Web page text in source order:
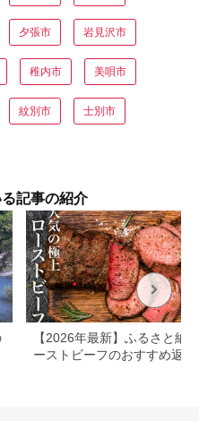
夕張市 岩見沢市
稚内市 美唄市
紋別市 士別市
記事の紹介
【2026年最新】ふるさと納
ーストビーフのおすすめ返礼